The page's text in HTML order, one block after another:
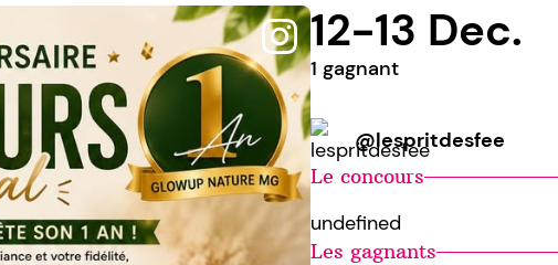
12-13 Dec.
1 gagnant
@lespritdesfee
Le concours
undefined
Les gagnants